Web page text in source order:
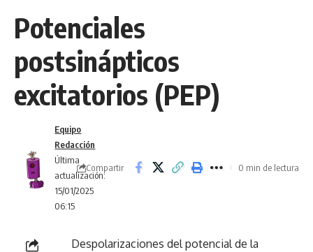
Potenciales
postsinápticos
excitatorios (PEP)
Última
actualización:
15/01/2025
06:15
Equipo
Redacción
Compartir 0 min de lectura
Despolarizaciones del potencial de la